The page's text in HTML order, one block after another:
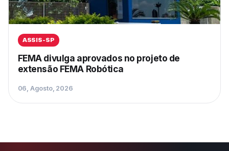
ASSIS-SP
FEMA divulga aprovados no projeto de
extensão FEMA Robótica
06, Agosto, 2026